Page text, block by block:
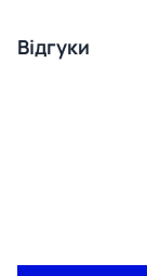
Відгуки